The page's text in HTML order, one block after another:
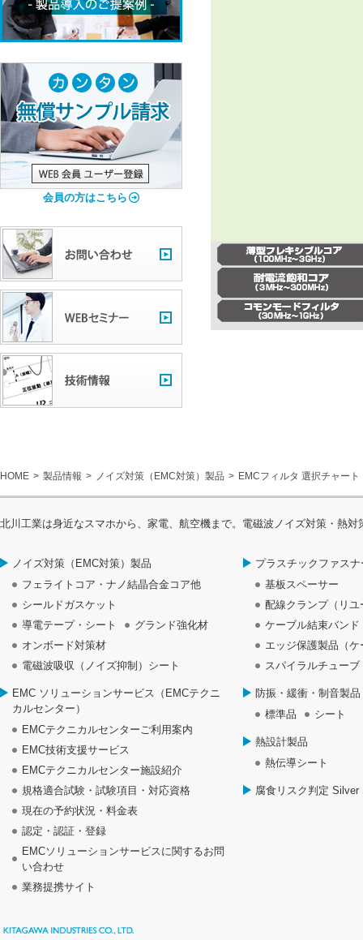
会員の方はこちら
HOME 製品情報 ノイズ対策（EMC対策）製品 EMCフィルタ 選択チャート
北川工業は身近なスマホから、家電、航空機まで。電磁波ノイズ対策・熱
ノイズ対策（EMC対策）製品
フェライトコア・ナノ結晶合金コア他
シールドガスケット
導電テープ・シート
グランド強化材
オンボード対策材
電磁波吸収（ノイズ抑制）シート
EMC ソリューションサービス（EMCテクニ
カルセンター）
EMCテクニカルセンターご利用案内
EMC技術支援サービス
EMCテクニカルセンター施設紹介
規格適合試験・試験項目・対応資格
現在の予約状況・料金表
認定・認証・登録
EMCソリューションサービスに関するお問
い合わせ
業務提携サイト
プラスチックファス
基板スペーサー
配線クランプ（リ
ケーブル結束バンド
エッジ保護製品（
スパイラルチューブ
防振・緩衝・制音製品
標準品
シート
熱設計製品
熱伝導シート
腐食リスク判定